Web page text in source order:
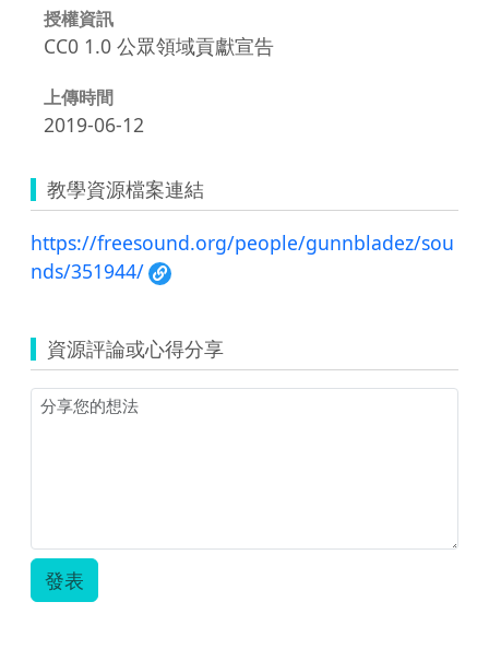
授權資訊
CC0 1.0 公眾領域貢獻宣告
上傳時間
2019-06-12
教學資源檔案連結
https://freesound.org/people/gunnbladez/sou
nds/351944/
資源評論或心得分享
發表